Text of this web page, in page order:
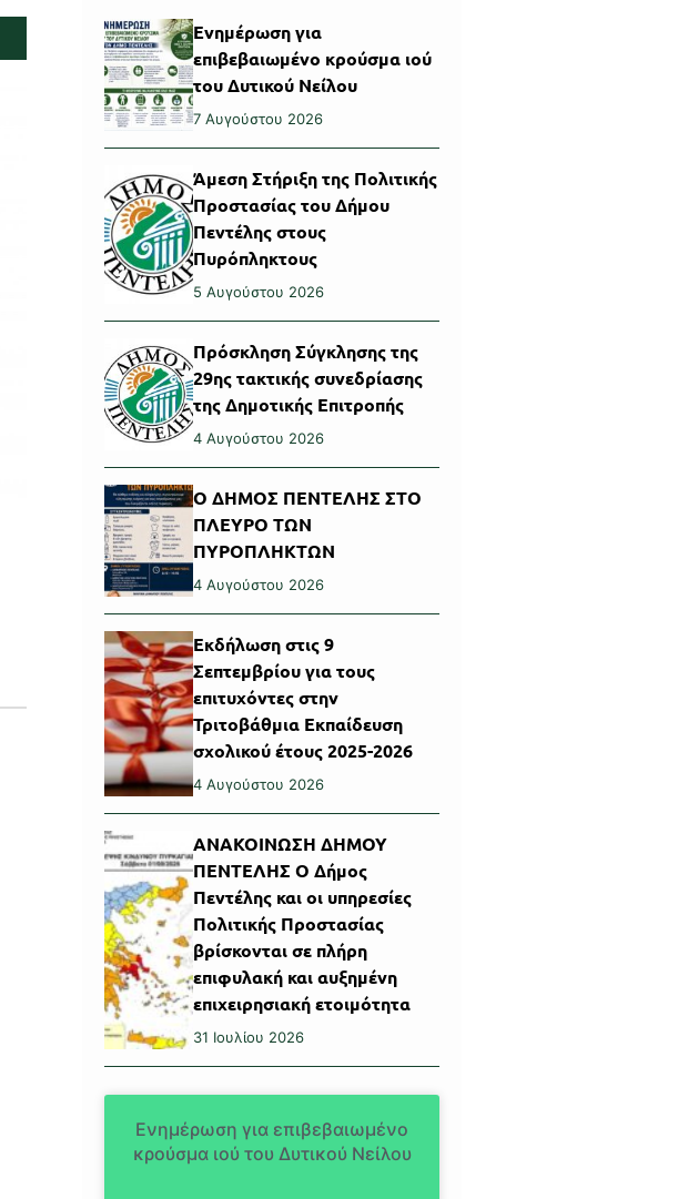
Ενημέρωση για
επιβεβαιωμένο κρούσμα ιού
του Δυτικού Νείλου
7 Αυγούστου 2026
Άμεση Στήριξη της Πολιτικής
Προστασίας του Δήμου
Πεντέλης στους
Πυρόπληκτους
5 Αυγούστου 2026
Πρόσκληση Σύγκλησης της
29ης τακτικής συνεδρίασης
της Δημοτικής Επιτροπής
4 Αυγούστου 2026
Ο ΔΗΜΟΣ ΠΕΝΤΕΛΗΣ ΣΤΟ
ΠΛΕΥΡΟ ΤΩΝ
ΠΥΡΟΠΛΗΚΤΩΝ
4 Αυγούστου 2026
Εκδήλωση στις 9
Σεπτεμβρίου για τους
επιτυχόντες στην
Τριτοβάθμια Εκπαίδευση
σχολικού έτους 2025-2026
4 Αυγούστου 2026
ΑΝΑΚΟΙΝΩΣΗ ΔΗΜΟΥ
ΠΕΝΤΕΛΗΣ Ο Δήμος
Πεντέλης και οι υπηρεσίες
Πολιτικής Προστασίας
βρίσκονται σε πλήρη
επιφυλακή και αυξημένη
επιχειρησιακή ετοιμότητα
31 Ιουλίου 2026
Ενημέρωση για επιβεβαιωμένο
κρούσμα ιού του Δυτικού Νείλου